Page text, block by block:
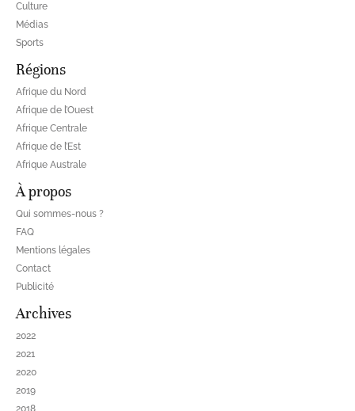
Culture
Médias
Sports
Régions
Afrique du Nord
Afrique de l’Ouest
Afrique Centrale
Afrique de l’Est
Afrique Australe
À propos
Qui sommes-nous ?
FAQ
Mentions légales
Contact
Publicité
Archives
2022
2021
2020
2019
2018